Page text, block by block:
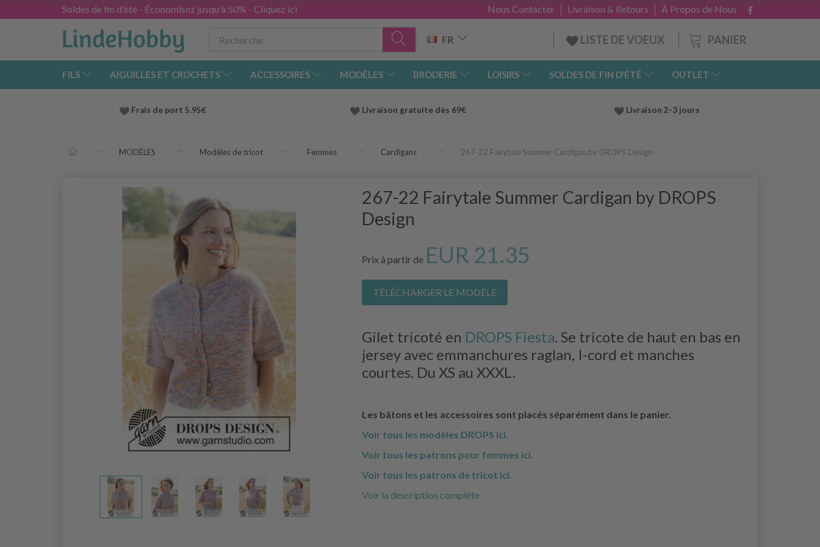
Soldes de fin d'été - Économisez jusqu'à 50% - Cliquez ici À Propos de Nous
Livraison & Retours
Nous Contacter
PANIER
FR LISTE DE VOEUX
FILS AIGUILLES ET CROCHETS ACCESSOIRES MODÈLES BRODERIE LOISIRS SOLDES DE FIN D’ÉTÉ OUTLET
Frais de port 5.95€ Livraison gratuite dès 69€ Livraison 2-3 jours
MODÈLES Modèles de tricot Femmes Cardigans 267-22 Fairytale Summer Cardigan by DROPS Design
267-22 Fairytale Summer Cardigan by DROPS
Design
Prix à partir de EUR 21.35
TÉLÉCHARGER LE MODÈLE
Gilet tricoté en DROPS Fiesta. Se tricote de haut en bas en
jersey avec emmanchures raglan, I-cord et manches
courtes. Du XS au XXXL.
Les bâtons et les accessoires sont placés séparément dans le panier.
Voir tous les modèles DROPS ici.
Voir tous les patrons pour femmes ici.
Voir tous les patrons de tricot ici.
Voir la description complète